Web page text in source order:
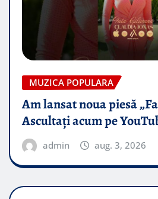
MUZICA POPULARA
Am lansat noua piesă
Ascultați acum pe
admin aug. 3, 2026